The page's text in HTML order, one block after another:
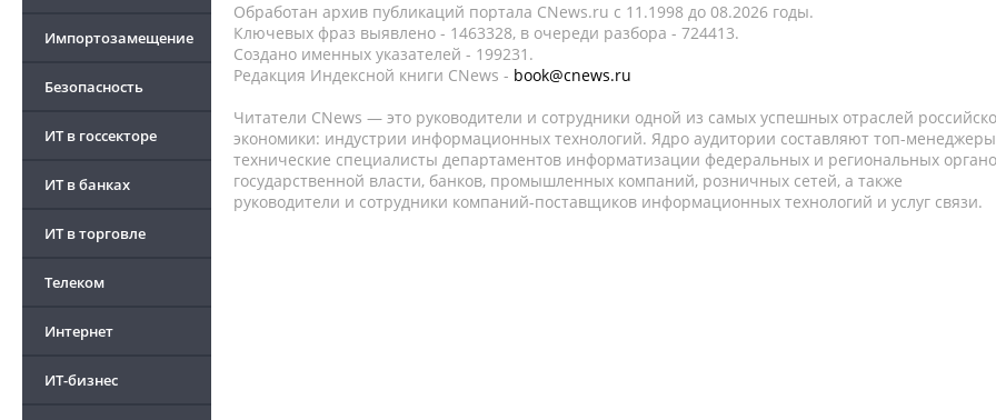
Импортозамещение
Безопасность
ИТ в госсекторе
ИТ в банках
ИТ в торговле
Телеком
Интернет
ИТ-бизнес
Обработан архив публикаций портала CNews.ru c 11.1998 до 08.2026 годы.
Ключевых фраз выявлено - 1463328, в очереди разбора - 724413.
Создано именных указателей - 199231.
Редакция Индексной книги CNews - book@cnews.ru
Читатели CNews — это руководители и сотрудники одной из самых успешных отраслей
экономики: индустрии информационных технологий. Ядро аудитории составляют топ-
технические специалисты департаментов информатизации федеральных и региональных
государственной власти, банков, промышленных компаний, розничных сетей, а также
руководители и сотрудники компаний-поставщиков информационных технологий и услуг связи.